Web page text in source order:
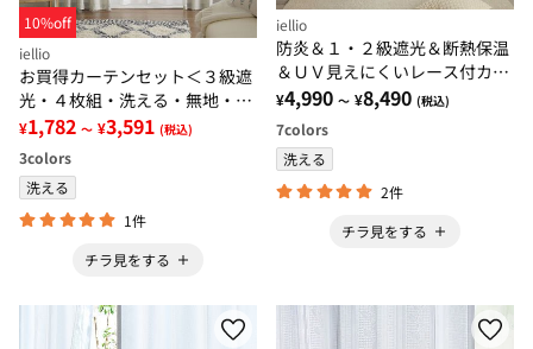
10%off
iellio
お買得カーテンセット＜３級遮
光・４枚組・洗える・無地・既
製サイズ＞
¥1,782 ～ ¥3,591 (税込)
3colors
洗える
1件
チラ見をする
iellio
防炎＆１・２級遮光＆断熱保温
＆ＵＶ見えにくいレース付カー
テンセット＜４枚組・防炎・遮
光１級・洗える・無地・レース
カーテン＞
¥4,990 ～ ¥8,490 (税込)
7colors
洗える
2件
チラ見をする